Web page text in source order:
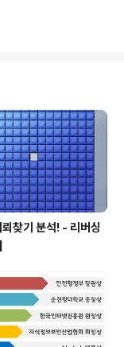
찾기 분석! - 리버싱